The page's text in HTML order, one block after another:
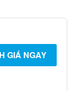
GIÁ NGAY